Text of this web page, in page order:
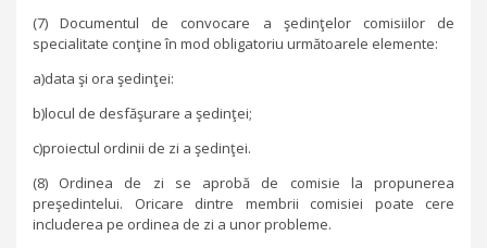
(7) Documentul de convocare a şedinţelor comisiilor de
specialitate conţine în mod obligatoriu următoarele elemente:
a)data şi ora şedinţei:
b)locul de desfăşurare a şedinţei;
c)proiectul ordinii de zi a şedinţei.
(8) Ordinea de zi se aprobă de comisie la propunerea
preşedintelui. Oricare dintre membrii comisiei poate cere
includerea pe ordinea de zi a unor probleme.